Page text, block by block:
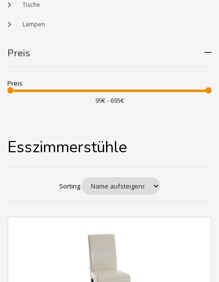
Tische
Lampen
Preis
Preis
Esszimmerstühle
Sorting